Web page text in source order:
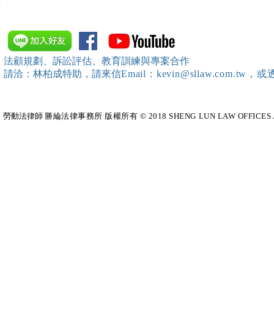
訓練）課程，邀請本所所長 邱
靖棠律師 擔任講師
法顧規劃、訴訟評估、教育訓練與專案合作
請洽：林柏成特助 ，請來信Email：kevin@sllaw.com.tw，
勞動法律師​ 勝綸法律事務所 版權所有 © 2018 SHENG LUN LAW